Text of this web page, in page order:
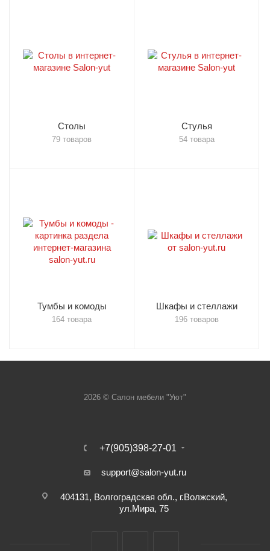
Столы
79 товаров
Стулья
54 товара
Тумбы и комоды
164 товара
Шкафы и стеллажи
196 товаров
2026 © Салон мебели "Уют"
+7(905)398-27-01
support@salon-yut.ru
404131, Волгоградская обл., г.Волжский,
ул.Мира, 75